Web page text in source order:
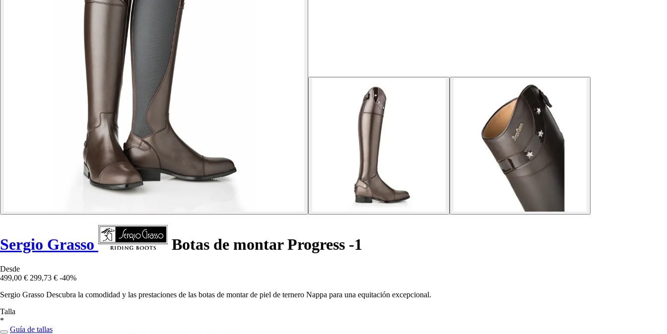
Sergio Grasso Botas de montar Progress -1
Desde
499,00 € 299,73 € -40%
Sergio Grasso Descubra la comodidad y las prestaciones de las botas de montar de piel de ternero Nappa para una equitación excepcional.
Talla
*
Guía de tallas